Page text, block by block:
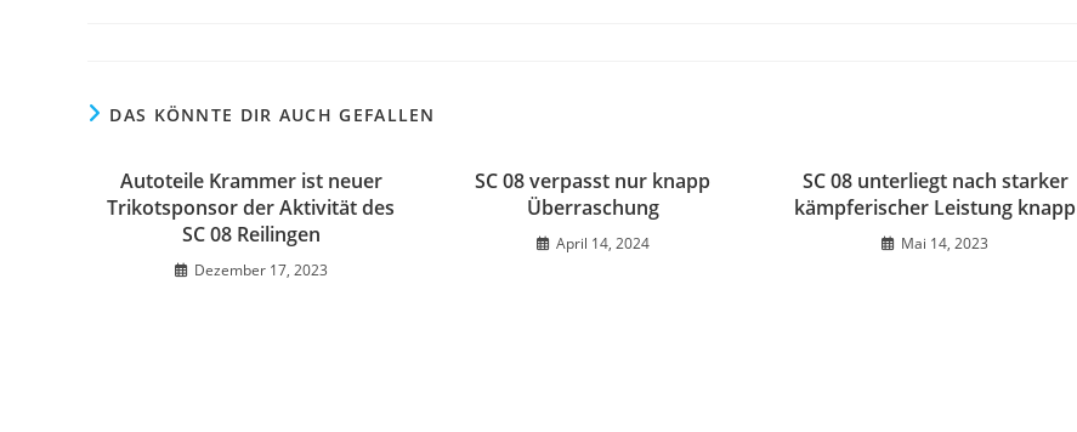
DAS KÖNNTE DIR AUCH GEFALLEN
Autoteile Krammer ist neuer
Trikotsponsor der Aktivität des
SC 08 Reilingen
Dezember 17, 2023
SC 08 verpasst nur knapp
Überraschung
April 14, 2024
SC 08 unterliegt nach starker
kämpferischer Leistung knapp
Mai 14, 2023